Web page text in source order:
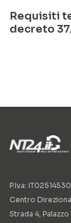
Requisiti
decreto
P.Iva:
Centro
Strada 4, Palazzo